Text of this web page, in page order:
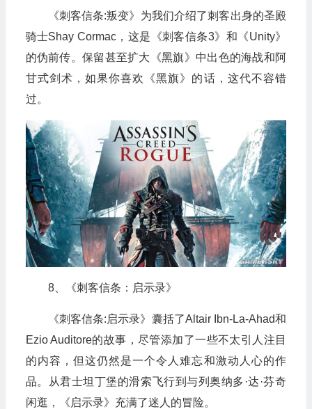
《刺客信条:叛变》为我们介绍了刺客出身的圣殿
骑士Shay Cormac，这是《刺客信条3》和《Unity》
的伪前传。保留甚至扩大《黑旗》中出色的海战和阿
甘式剑术，如果你喜欢《黑旗》的话，这代不容错
过。
8、《刺客信条：启示录》
《刺客信条:启示录》囊括了Altair Ibn-La-Ahad和
Ezio Auditore的故事，尽管添加了一些不太引人注目
的内容，但这仍然是一个令人难忘和激动人心的作
品。从君士坦丁堡的滑索飞行到与列奥纳多·达·芬奇
闲逛，《启示录》充满了迷人的冒险。